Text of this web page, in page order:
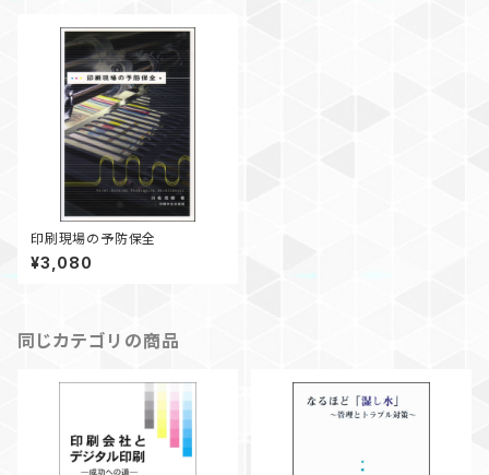
印刷現場の予防保全
¥3,080
同じカテゴリの商品